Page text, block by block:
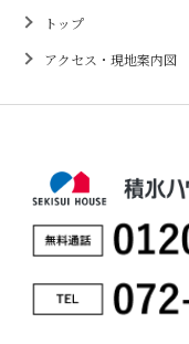
トップ
アクセス・現地案内図